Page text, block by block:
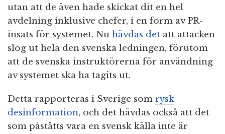
utan att de även hade skickat dit en hel
avdelning inklusive chefer, i en form av PR-
insats för systemet. Nu hävdas det att attacken
slog ut hela den svenska ledningen, förutom
att de svenska instruktörerna för användning
av systemet ska ha tagits ut.
Detta rapporteras i Sverige som rysk
desinformation, och det hävdas också att det
som påståtts vara en svensk källa inte är